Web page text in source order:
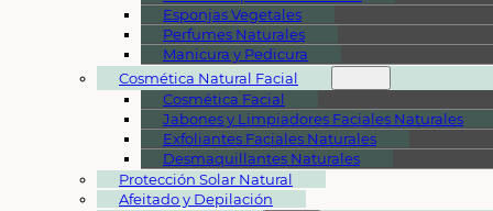
Esponjas Vegetales
Perfumes Naturales
Manicura y Pedicura
Cosmética Natural Facial
Cosmética Facial
Jabones y Limpiadores Faciales Naturales
Exfoliantes Faciales Naturales
Desmaquillantes Naturales
Protección Solar Natural
Afeitado y Depilación